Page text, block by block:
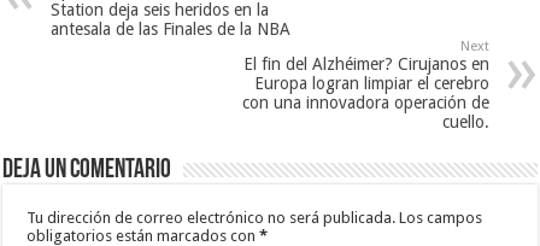
Station deja seis heridos en la
antesala de las Finales de la NBA
Next
El fin del Alzhéimer? Cirujanos en
Europa logran limpiar el cerebro
con una innovadora operación de
cuello.
Deja un comentario
Tu dirección de correo electrónico no será publicada. Los campos
obligatorios están marcados con*